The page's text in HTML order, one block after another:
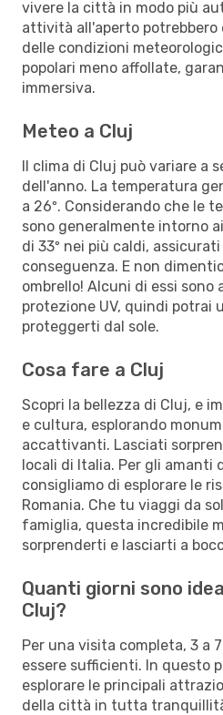
vivere la città in modo più
attività all'aperto potrebbero
delle condizioni
popolari meno affollate,
immersiva.
Meteo a Cluj
Il clima di Cluj può variare a
dell'anno. La temperatura
a 26º. Considerando che le
sono generalmente intorno
di 33º nei più caldi,
conseguenza. E non
ombrello! Alcuni di essi sono
protezione UV, quindi potrai
proteggerti dal sole.
Cosa fare a Cluj
Scopri la bellezza di Cluj, e
e cultura, esplorando
accattivanti. Lasciati
locali di Italia. Per gli amanti
consigliamo di esplorare le
Romania. Che tu viaggi da
famiglia, questa incredibile
sorprenderti e lasciarti a
Quanti giorni sono
Cluj?
Per una visita completa, 3 a
essere sufficienti. In questo
esplorare le principali
della città in tutta